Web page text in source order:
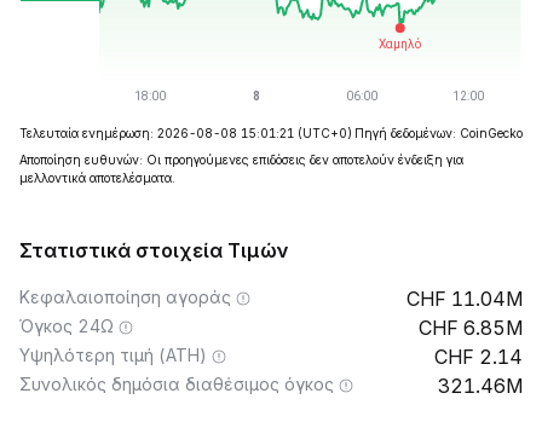
Τελευταία ενημέρωση: 2026-08-08 15:01:21 (UTC+0) Πηγή δεδομένων: CoinGecko
Αποποίηση ευθυνών: Οι προηγούμενες επιδόσεις δεν αποτελούν ένδειξη για
μελλοντικά αποτελέσματα.
Στατιστικά στοιχεία Τιμών
Κεφαλαιοποίηση αγοράς 11.04M
Όγκος 24Ω 6.85M
Υψηλότερη τιμή (ATH) 2.14
Συνολικός δημόσια διαθέσιμος όγκος 321.46M